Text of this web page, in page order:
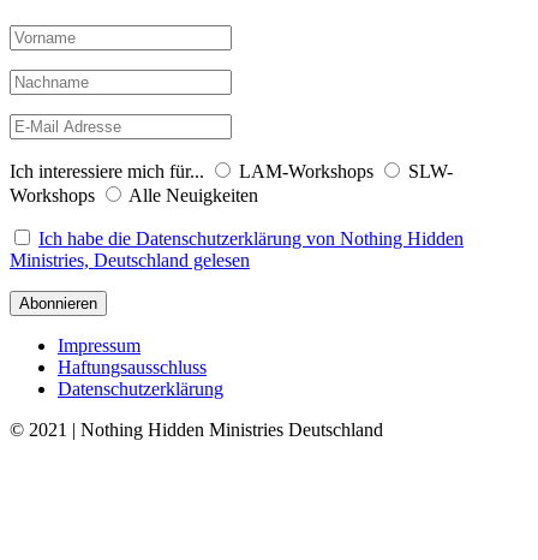
Ich interessiere mich für... LAM-Workshops
SLW-
Workshops
Alle Neuigkeiten
Ich habe die Datenschutzerklärung von Nothing Hidden
Ministries, Deutschland gelesen
Impressum
Haftungsausschluss
Datenschutzerklärung
© 2021 | Nothing Hidden Ministries Deutschland